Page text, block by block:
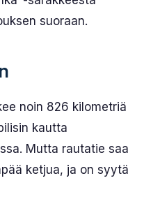
suoraan.
noin 826 kilometriä
kautta
Mutta rautatie saa
ketjua, ja on syytä